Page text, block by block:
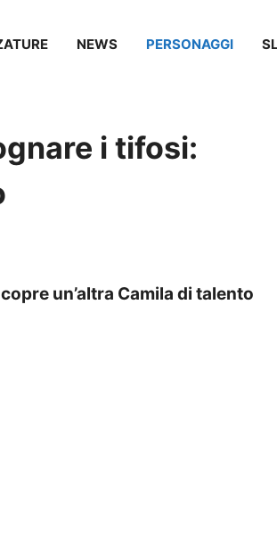
NEWS PERSONAGGI
i tifosi:
un’altra Camila di talento